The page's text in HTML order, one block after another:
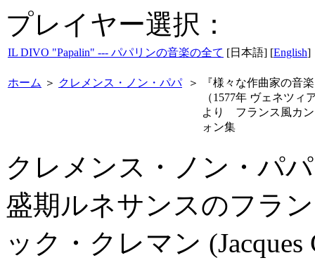
プレイヤー選択：
IL DIVO "Papalin" --- パパリンの音楽の全て [日本語] [English]
ホーム ＞ クレメンス・ノン・パパ ＞
『様々な作曲家の音
（1577年 ヴェネツィ
より フランス風カ
ォン集
クレメンス・ノン・パパ
盛期ルネサンスのフラ
ック・クレマン